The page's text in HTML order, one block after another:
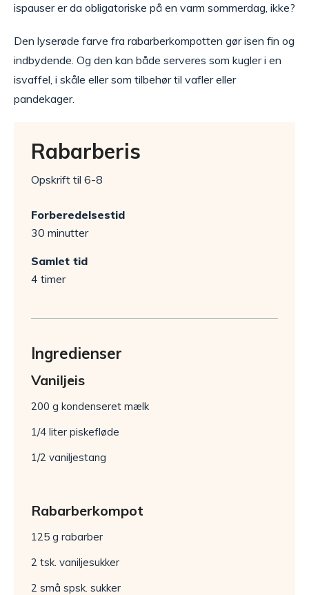
ispauser er da obligatoriske på en varm sommerdag, ikke?
Den lyserøde farve fra rabarberkompotten gør isen fin og
indbydende. Og den kan både serveres som kugler i en
isvaffel, i skåle eller som tilbehør til vafler eller
pandekager.
Rabarberis
Opskrift til 6-8
Forberedelsestid
30 minutter
Samlet tid
4 timer
Ingredienser
Vaniljeis
200 g kondenseret mælk
1/4 liter piskefløde
1/2 vaniljestang
Rabarberkompot
125 g rabarber
2 tsk. vaniljesukker
2 små spsk. sukker